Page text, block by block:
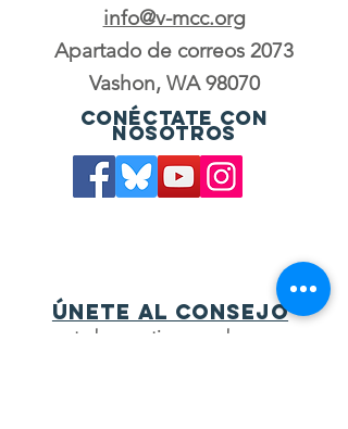
info@v-mcc.org
Apartado de correos 2073
Vashon, WA 98070
Conéctate con
nosotros
Únete al consejo
to be a voting member